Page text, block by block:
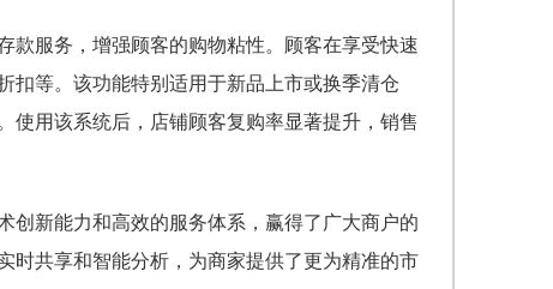
款服务，增强顾客的购物粘性。顾客在享受快速
扣等。该功能特别适用于新品上市或换季清仓
使用该系统后，店铺顾客复购率显著提升，销售
创新能力和高效的服务体系，赢得了广大商户的
时共享和智能分析，为商家提供了更为精准的市